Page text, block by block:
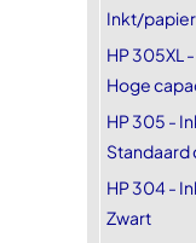
Inkt/
HP 305XL
Hoge
HP 305 -
Standaard
HP 304 -
Zwart